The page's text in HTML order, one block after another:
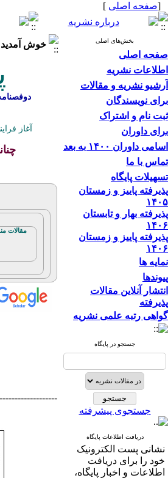
[صفحه اصلی ]
بخش‌های اصلی
صفحه اصلی
اطلاعات نشریه
آرشیو نشریه و مقالات
برای نویسندگان
ثبت نام و اشتراک
برای داوران
اسامی داوران ۱۴۰۰ به بعد
تماس با ما
تسهیلات پایگاه
پذیرفته پاییز و زمستان
۱۴۰۵
پذیرفته بهار و تابستان
۱۴۰۶
پذیرفته پاییز و زمستان
۱۴۰۶
نمایه ها
پیوندها
انتشار آنلاین مقالات
پذیرفته
گواهی رتبه علمی نشریه
جستجو در پایگاه
جستجوی پیشرفته
دریافت اطلاعات پایگاه
نشانی پست الكترونیک
خود را برای دریافت
اطلاعات و اخبار پایگاه،
خوش آمدید
آغاز
مقالات